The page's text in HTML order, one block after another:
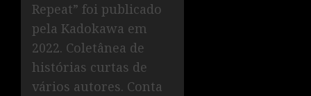
Repeat” foi publicado
pela Kadokawa em
2022. Coletânea de
histórias curtas de
vários autores. Conta